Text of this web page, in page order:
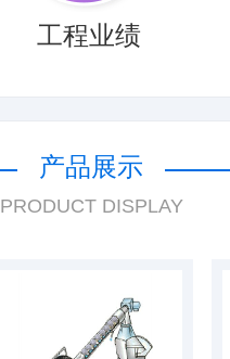
工程业绩
产品展示
PRODUCT DISPLAY